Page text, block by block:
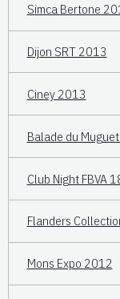
Simca Bertone
Dijon SRT 2013
Ciney 2013
Balade du
Club Night FBVA
Flanders
Mons Expo 2012